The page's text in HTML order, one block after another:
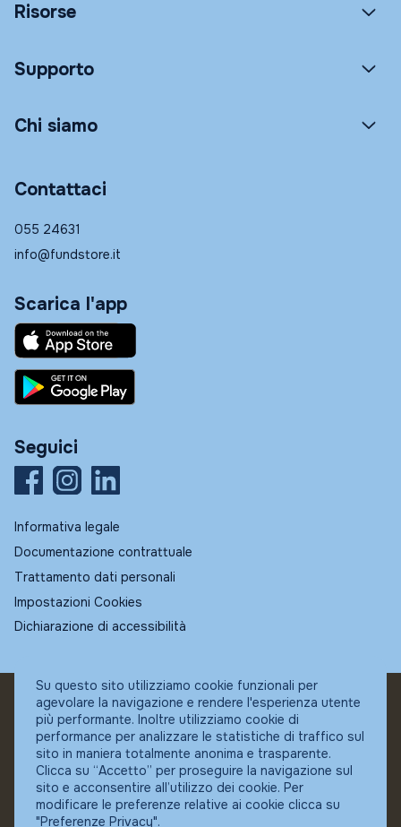
Risorse
Supporto
Chi siamo
Contattaci
055 24631
info@fundstore.it
Scarica l'app
Seguici
Informativa legale
Documentazione contrattuale
Trattamento dati personali
Impostazioni Cookies
Dichiarazione di accessibilità
© Fundstore
Collocatore autorizzato:
Banca Ifigest SpA
P.Iva: 04337180485
Su questo sito utilizziamo cookie funzionali per
agevolare la navigazione e rendere l'esperienza utente
più performante. Inoltre utilizziamo cookie di
performance per analizzare le statistiche di traffico sul
sito in maniera totalmente anonima e trasparente.
Clicca su “Accetto” per proseguire la navigazione sul
sito e acconsentire all’utilizzo dei cookie. Per
modificare le preferenze relative ai cookie clicca su
"Preferenze Privacy".